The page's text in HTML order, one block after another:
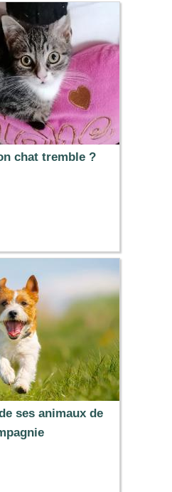
chat tremble ?
ses animaux de